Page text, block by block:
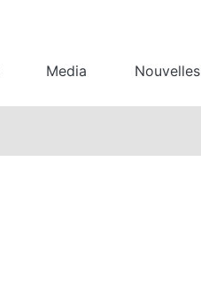
Media Nouvelles